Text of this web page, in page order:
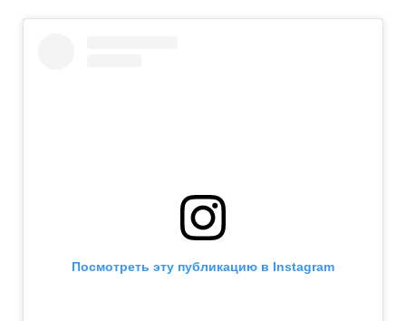
Посмотреть эту публикацию в Instagram